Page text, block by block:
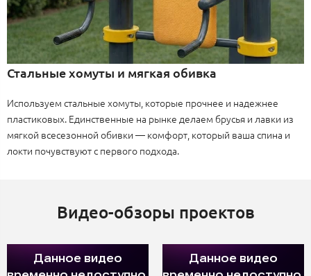
Стальные хомуты и мягкая обивка
Используем стальные хомуты, которые прочнее и надежнее
пластиковых. Единственные на рынке делаем брусья и лавки из
мягкой всесезонной обивки — комфорт, который ваша спина и
локти почувствуют с первого подхода.
Видео-обзоры проектов